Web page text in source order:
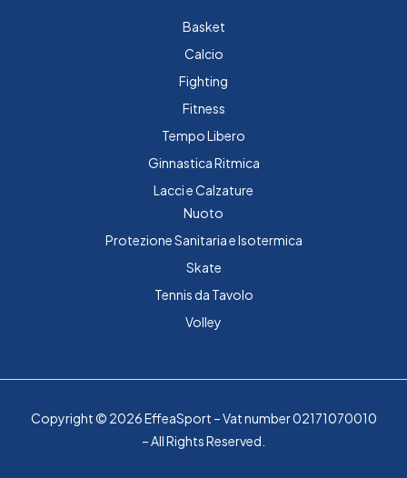
Basket
Calcio
Fighting
Fitness
Tempo Libero
Ginnastica Ritmica
Lacci e Calzature
Nuoto
Protezione Sanitaria e Isotermica
Skate
Tennis da Tavolo
Volley
Copyright © 2026 EffeaSport – Vat number 02171070010
– All Rights Reserved.